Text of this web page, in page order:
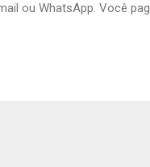
ou WhatsApp. Você
aprovados para valores
financeira. Cada